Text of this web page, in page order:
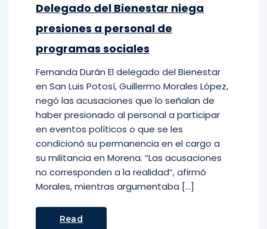
Delegado del Bienestar niega
presiones a personal de
programas sociales
Fernanda Durán El delegado del Bienestar
en San Luis Potosí, Guillermo Morales López,
negó las acusaciones que lo señalan de
haber presionado al personal a participar
en eventos políticos o que se les
condicionó su permanencia en el cargo a
su militancia en Morena. “Las acusaciones
no corresponden a la realidad”, afirmó
Morales, mientras argumentaba […]
Read